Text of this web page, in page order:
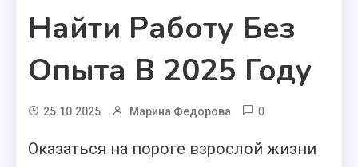
Найти Работу Без
Опыта В 2025 Году
25.10.2025 Марина Федорова 0
Оказаться на пороге взрослой жизни